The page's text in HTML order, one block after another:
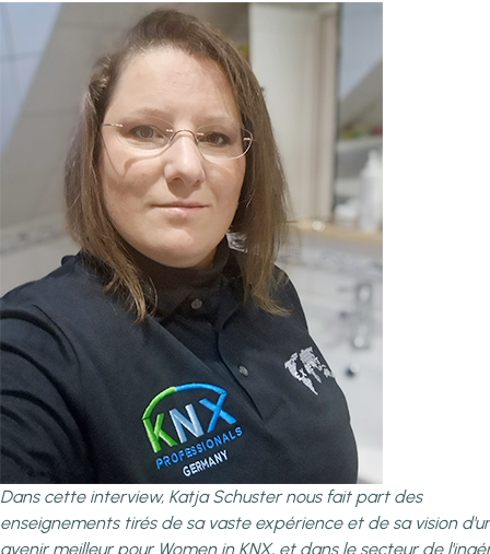
Dans cette interview, Katja Schuster nous fait part des
enseignements tirés de sa vaste expérience et de sa vision
avenir meilleur pour Women in KNX, et dans le secteur de